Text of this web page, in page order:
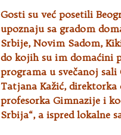
Gosti su već posetili
upoznaju sa gradom
Srbije, Novim Sadom,
do kojih su im domaćini
programa u svečanoj sali
Tatjana Kažić, direktorka
profesorka Gimnazije i
Srbija“, a ispred lokalne